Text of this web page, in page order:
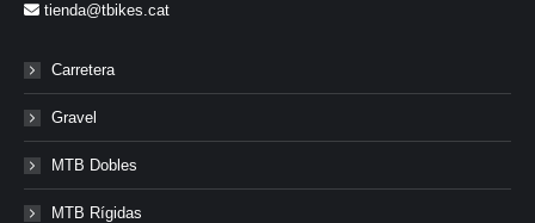
tienda@tbikes.cat
Carretera
Gravel
MTB Dobles
MTB Rígidas